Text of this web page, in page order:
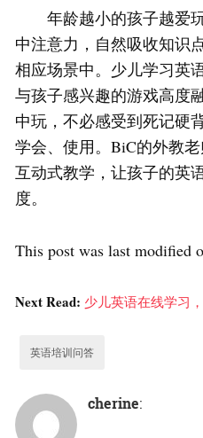
年龄越小的孩子越爱
中注意力，自然吸收知识
相应场景中。少儿学习英
与孩子感兴趣的游戏高度
中玩，不必感受到死记硬
学会、使用。BiC的外教
互动式教学，让孩子的英
度。
This post was last modified
Next Read: 少儿英语在线学习
英语培训问答
cherine: